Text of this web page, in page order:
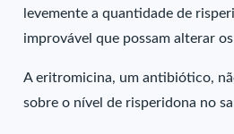
levemente a quantidade de
improvável que possam alterar
A eritromicina, um antibiótico,
sobre o nível de risperidona no